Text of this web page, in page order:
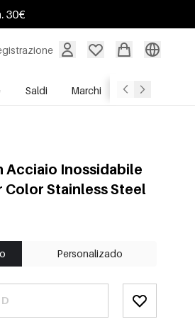
30€
Saldi Marchi Servizio
Acciaio Inossidabile
Color Stainless Steel
Personalizado